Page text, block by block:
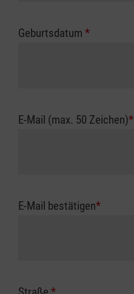
Geburtsdatum *
E-Mail (max. 50 Zeichen)*
E-Mail bestätigen*